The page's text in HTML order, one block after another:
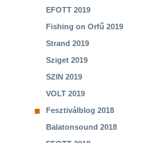
EFOTT 2019
Fishing on Orfű 2019
Strand 2019
Sziget 2019
SZIN 2019
VOLT 2019
Fesztiválblog 2018
Balatonsound 2018